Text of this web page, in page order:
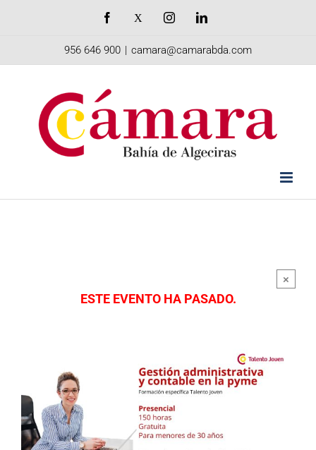
Facebook InstagramLinkedIn
956 646 900 | camara@camarabda.com
ESTE EVENTO HA PASADO.
×